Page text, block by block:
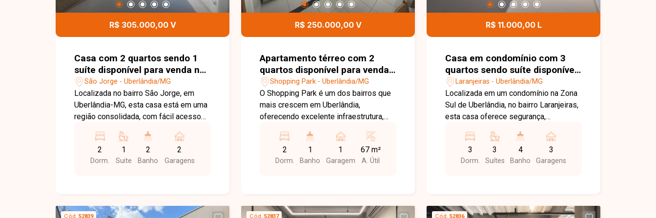
colaboradores. Esta é uma excelente
sua empresa em um dos melhores
Mônica. Agende uma visita e venha
conhecer todos os detalhes deste
excelente espaço comercial.
Uma excelente oportunidade para quem
localizado e pronto para morar. Entre
agende sua visita!
localizado e ideal para morar com
uma visita e venha conhecer todos os
R$ 305.000,00 V
Casa com 2 quartos sendo 1
suíte disponível para venda no
bairro São Jorge em
Uberlândia-MG
São Jorge - Uberlândia/MG
Localizada no bairro São Jorge, em
Uberlândia-MG, esta casa está em uma
região consolidada, com fácil acesso
supermercados, escolas, farmácias,
comércios e diversos serviços,
proporcionando praticidade, conforto e
área privativa. Conta com sala de TV, 02
2
Dorm.
1
Suite
2
Banho
2
Garagens
R$ 250.000,00 V
Apartamento térreo com 2
quartos disponível para venda
no bairro Shopping Park em
Uberlândia-MG
Shopping Park - Uberlândia/MG
O Shopping Park é um dos bairros que
mais crescem em Uberlândia,
oferecendo excelente infraestrutura,
cidade e uma ampla variedade de
comércios e serviços. A região
proporciona praticidade para o dia a dia,
escolha para quem busca qualidade de
2
Dorm.
1
Banho
1
Garagem
67 m²
A. Útil
R$ 11.000,00 L
Casa em condomínio com 3
quartos sendo suíte disponível
para locação no bairro
Laranjeiras em Uberlândia-MG
Laranjeiras - Uberlândia/MG
Localizada em um condomínio na Zona
Sul de Uberlândia, no bairro Laranjeiras,
esta casa oferece segurança,
vida. A região conta com fácil acesso
às principais vias da cidade, além de
estar próxima a supermercados,
para toda a família. O imóvel possui
3
Dorm.
3
Suítes
4
Banho
3
Garagens
Cód. 52839 Cód. 52837 Cód. 52836